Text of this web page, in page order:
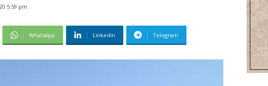
5:59 pm
WhatsApp Linkedin Telegram